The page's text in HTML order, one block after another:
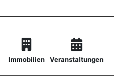
Immobilien Veranstaltungen